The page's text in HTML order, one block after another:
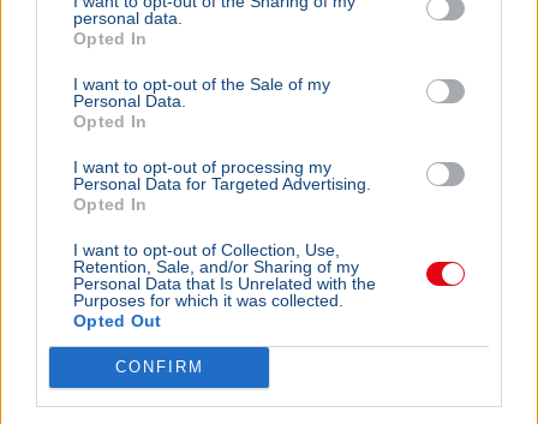
personal data.
Opted In
I want to opt-out of the Sale of my
Personal Data.
Opted In
I want to opt-out of processing my
Personal Data for Targeted Advertising.
Opted In
I want to opt-out of Collection, Use,
Retention, Sale, and/or Sharing of my
Personal Data that Is Unrelated with the
Purposes for which it was collected.
Opted Out
CONFIRM
Magyarország Morrisons Gazdaság Üzlet
A Tesco a Citigroupot és a Goldman Sachst bízta meg
közép-európai eladásának előkészítésével, a magyar
hálózatot pedig önálló csomagban kínálhatják.
Bővebben...